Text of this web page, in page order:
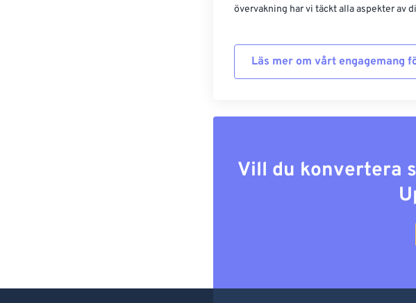
övervakning har vi täckt alla aspekter av
Läs mer om vårt engagemang
Vill du konvertera